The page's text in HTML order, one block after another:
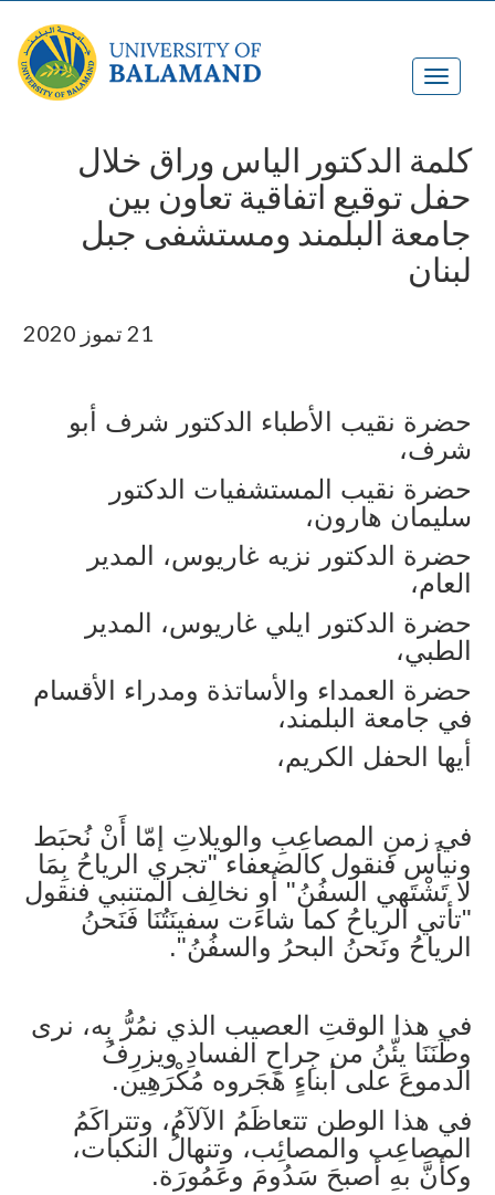
كلمة الدكتور الياس وراق خلال
حفل توقيع اتفاقية تعاون بين
جامعة البلمند ومستشفى جبل
لبنان
21 تموز 2020
حضرة نقيب الأطباء الدكتور شرف أبو
شرف،
حضرة نقيب المستشفيات الدكتور
سليمان هارون،
حضرة الدكتور نزيه غاريوس، المدير
العام،
حضرة الدكتور ايلي غاريوس، المدير
الطبي،
حضرة العمداء والأساتذة ومدراء الأقسام
في جامعة البلمند،
أيها الحفل الكريم،
في زمنِ المصاعِبِ والويلاتِ إمّا أَنْ نُحبَط
ونيأَس فنقول كالضعفاء "تجري الرياحُ بِمَا
لا تَشْتَهي السفُنُ" أو نخالِف المتنبي فنقول
"تأتي الرياحُ كما شاءَت سفينَتُنَا فَنَحنُ
الرياحُ ونَحنُ البحرُ والسفُنُ".
في هذا الوقتِ العصيب الذي نمُرُّ بِه، نرى
وطَنَنَا يئّنُ من جِراحِ الفسادِ ويزرِفُ
الدموعَ على أبناءٍ هَجَروه مُكْرَهِين.
في هذا الوطن تتعاظَمُ الآلآمُ، وتتراكَمُ
المصاعِب والمصائِب، وتنهالُ النكبات،
وكأَنَّ بهِ أصبحَ سَدُومَ وعَمُورَة.